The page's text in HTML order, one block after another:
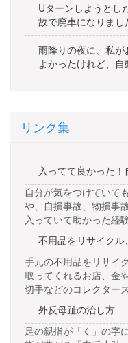
Uターンしようとし
故で廃車になりまし
雨降りの夜に、私
よかったけれど、自
リンク集
入ってて良かった
自分が気をつけていて
や、自損事故、物損事
入っていて助かった経
不用品をリサイクル
手元の不用品をリサイ
取ってくれるお店、金
切手などのコレクター
外反母趾の治し方
足の親指が「く」の字